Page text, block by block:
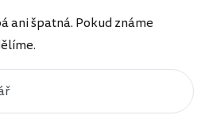
ani špatná. Pokud známe